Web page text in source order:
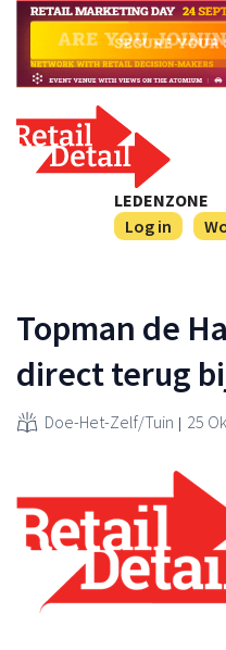
LEDENZONE
Log in
Topman de
direct terug
Doe-Het-Zelf/Tuin 25